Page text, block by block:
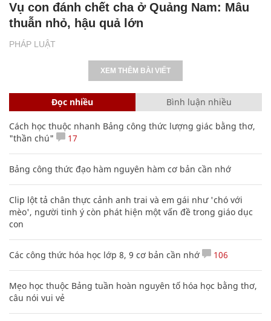
PHÁP LUẬT
Vụ con đánh chết cha ở Quảng Nam: Mâu
thuẫn nhỏ, hậu quả lớn
XEM THÊM BÀI VIẾT
Đọc nhiều Bình luận nhiều
Cách học thuộc nhanh Bảng công thức lượng giác bằng thơ,
"thần chú"
17
Bảng công thức đạo hàm nguyên hàm cơ bản cần nhớ
Clip lột tả chân thực cảnh anh trai và em gái như 'chó với
mèo', người tinh ý còn phát hiện một vấn đề trong giáo dục
con
Các công thức hóa học lớp 8, 9 cơ bản cần nhớ 106
Mẹo học thuộc Bảng tuần hoàn nguyên tố hóa học bằng thơ,
câu nói vui vẻ